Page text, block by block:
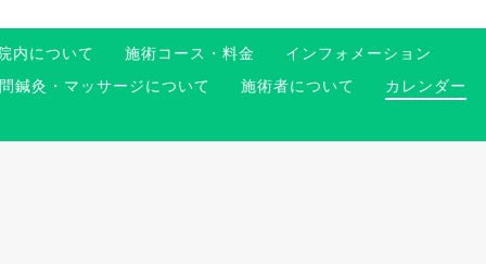
内について 施術コース・料金
インフォメーション
問鍼灸・マッサージについて 施術者について
カレンダー